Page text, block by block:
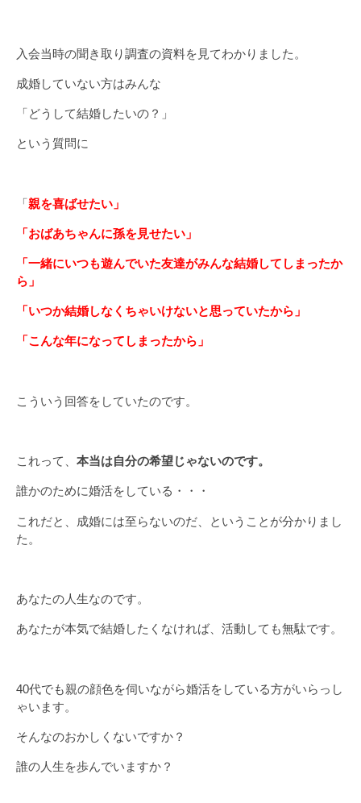
入会当時の聞き取り調査の資料を見てわかりました。
成婚していない方はみんな
「どうして結婚したいの？」
という質問に
「親を喜ばせたい」
「おばあちゃんに孫を見せたい」
「一緒にいつも遊んでいた友達がみんな結婚してしまったか
ら」
「いつか結婚しなくちゃいけないと思っていたから」
「こんな年になってしまったから」
こういう回答をしていたのです。
これって、本当は自分の希望じゃないのです。
誰かのために婚活をしている・・・
これだと、成婚には至らないのだ、ということが分かりまし
た。
あなたの人生なのです。
あなたが本気で結婚したくなければ、活動しても無駄です。
40代でも親の顔色を伺いながら婚活をしている方がいらっし
ゃいます。
そんなのおかしくないですか？
誰の人生を歩んでいますか？